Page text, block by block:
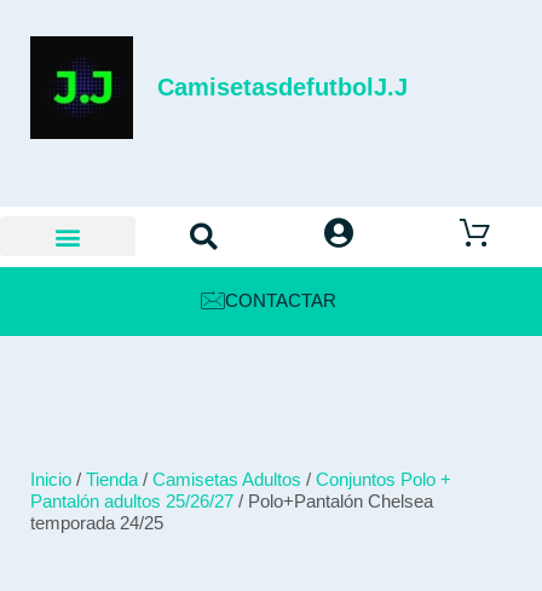
CamisetasdefutbolJ.J
CONTACTAR
Inicio / Tienda / Camisetas Adultos / Conjuntos Polo +
Pantalón adultos 25/26/27 / Polo+Pantalón Chelsea
temporada 24/25